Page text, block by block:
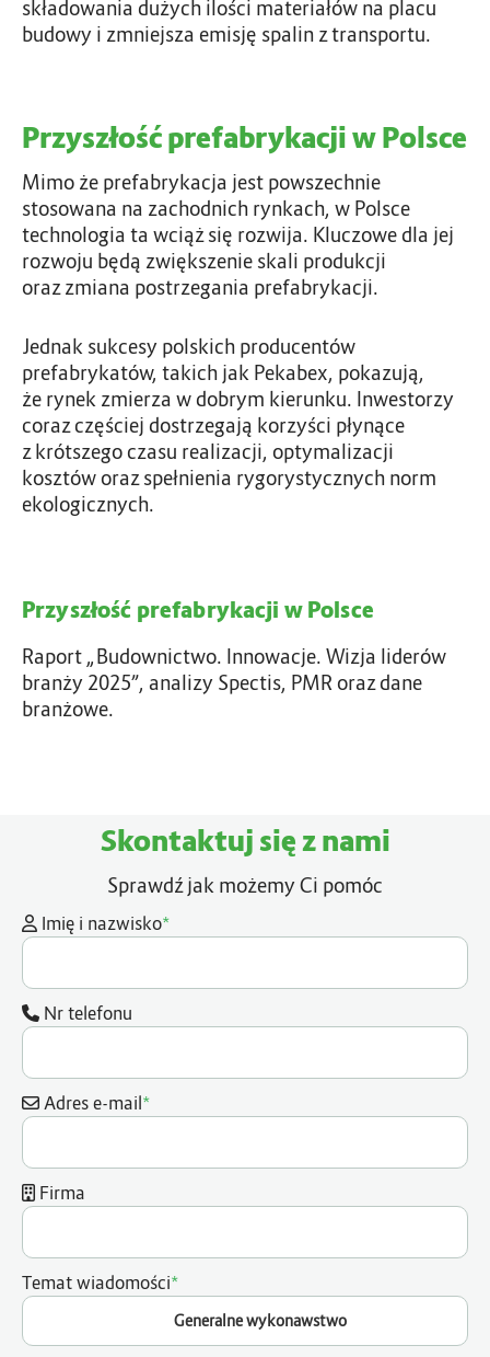
składowania dużych ilości materiałów na placu
budowy i zmniejsza emisję spalin z transportu.
Przyszłość prefabrykacji w Polsce
Mimo że prefabrykacja jest powszechnie
stosowana na zachodnich rynkach, w Polsce
technologia ta wciąż się rozwija. Kluczowe dla jej
rozwoju będą zwiększenie skali produkcji
oraz zmiana postrzegania prefabrykacji.
Jednak sukcesy polskich producentów
prefabrykatów, takich jak Pekabex, pokazują,
że rynek zmierza w dobrym kierunku. Inwestorzy
coraz częściej dostrzegają korzyści płynące
z krótszego czasu realizacji, optymalizacji
kosztów oraz spełnienia rygorystycznych norm
ekologicznych.
Przyszłość prefabrykacji w Polsce
Raport „Budownictwo. Innowacje. Wizja liderów
branży 2025”, analizy Spectis, PMR oraz dane
branżowe.
Skontaktuj się z nami
Sprawdź jak możemy Ci pomóc
Imię i nazwisko*
Nr telefonu
Adres e-mail*
Firma
Temat wiadomości*
Generalne wykonawstwo